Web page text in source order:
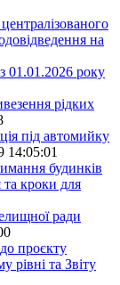
на
01.01.2026 року
рідких
під автомийку
14:05:01
будинків
кроки для
ради
проєкту
рівні та Звіту